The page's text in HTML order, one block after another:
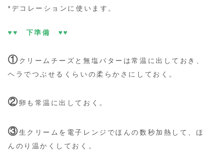
*デコレーションに使います。
♥♥ 下準備 ♥♥
①クリームチーズと無塩バターは常温に出しておき、
ヘラでつぶせるくらいの柔らかさにしておく。
②卵も常温に出しておく。
③生クリームを電子レンジでほんの数秒加熱して、ほ
んのり温かくしておく。